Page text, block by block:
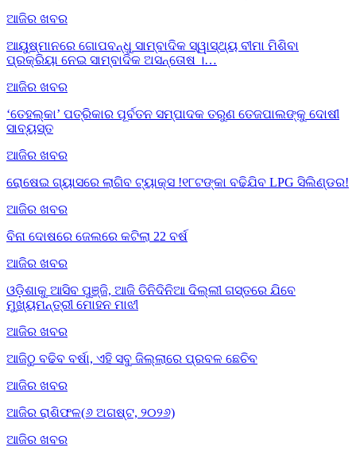
ଆଜିର ଖବର
ଆୟୁଷ୍ମାନରେ ଗୋପବନ୍ଧୁ ସାମ୍ବାଦିକ ସ୍ୱାସ୍ଥ୍ୟ ବୀମା ମିଶିବା
ପ୍ରକ୍ରିୟା ନେଇ ସାମ୍ବାଦିକ ଅସନ୍ତୋଷ ।…
ଆଜିର ଖବର
‘ତେହଲ୍‌କା’ ପତ୍ରିକାର ପୂର୍ବତନ ସମ୍ପାଦକ ତରୁଣ ତେଜପାଲଙ୍କୁ ଦୋଷୀ
ସାବ୍ୟସ୍ତ
ଆଜିର ଖବର
ରୋଷେଇ ଗ୍ୟାସରେ ଲାଗିବ ଟ୍ୟାକ୍ସ !୧୮ଟଙ୍କା ବଢିଯିବ LPG ସିଲିଣ୍ଡର!
ଆଜିର ଖବର
ବିନା ଦୋଷରେ ଜେଲରେ କଟିଲା 22 ବର୍ଷ
ଆଜିର ଖବର
ଓଡ଼ିଶାକୁ ଆସିବ ପୁଞ୍ଜି, ଆଜି ତିନିଦିନିଆ ଦିଲ୍ଲୀ ଗସ୍ତରେ ଯିବେ
ମୁଖ୍ୟମନ୍ତ୍ରୀ ମୋହନ ମାଝୀ
ଆଜିର ଖବର
ଆଜିଠୁ ବଢିବ ବର୍ଷା, ଏହି ସବୁ ଜିଲ୍ଲାରେ ପ୍ରବଳ ଛେଚିବ
ଆଜିର ଖବର
ଆଜିର ରାଶିଫଳ(୬ ଅଗଷ୍ଟ, ୨୦୨୬)
ଆଜିର ଖବର